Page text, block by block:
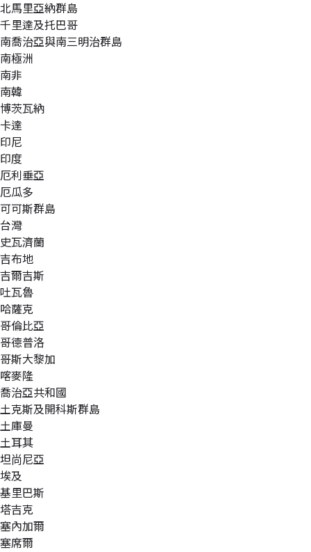
北馬里亞納群島
千里達及托巴哥
南喬治亞與南三明治群島
南極洲
南非
南韓
博茨瓦納
卡達
印尼
印度
厄利垂亞
厄瓜多
可可斯群島
台灣
史瓦濟蘭
吉布地
吉爾吉斯
吐瓦魯
哈薩克
哥倫比亞
哥德普洛
哥斯大黎加
喀麥隆
喬治亞共和國
土克斯及開科斯群島
土庫曼
土耳其
坦尚尼亞
埃及
基里巴斯
塔吉克
塞內加爾
塞席爾